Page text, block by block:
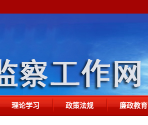
理论学习 政策法规 廉政教育